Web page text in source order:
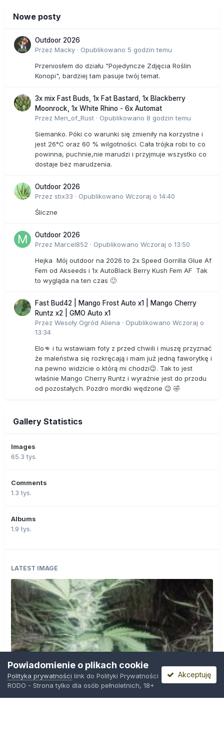
Nowe posty
Outdoor 2026
Przez Macky · Opublikowano 5 godzin temu
Przeniosłem do działu "Pojedyncze Zdjęcia Roślin
Konopi", bardziej tam pasuje twój temat.
3x mix Fast Buds, 1x Fat Bastard, 1x Blackberry
Moonrock, 1x White Rhino - 6x Automat
Przez Men_of_Rust · Opublikowano 8 godzin temu
Siemanko. Póki co warunki się zmieniły na korzystne i
jest 26°C oraz 60 % wilgotności. Cała trójka robi to co
powinna, puchnie,nie marudzi i przyjmuje wszystko co
dostaje bez marudzenia.
Outdoor 2026
Przez stix33 · Opublikowano Wczoraj o 14:40
Śliczne
Outdoor 2026
Przez Marcel852 · Opublikowano Wczoraj o 13:50
Hejka Mój outdoor na 2026 to 2x Speed Gorrilla Glue Af
Fem od Akseeds i 1x AutoBlack Berry Kush Fem AF Tak
to wygląda na ten czas 🙂
Fast Bud42 | Mango Frost Auto x1 | Mango Cherry
Runtz x2 | GMO Auto x1
Przez Wesoły Ogród Aliena · Opublikowano Wczoraj o
13:34
Elo👊 i tu wstawiam foty z przed chwili i muszę przyznać
że maleństwa się rozkręcają i mam już jedną faworytkę i
na pewno widzicie o którą mi chodzi😉. Tak to jest
właśnie Mango Cherry Runtz i wyraźnie jest do przodu
od pozostałych. Pozdro mordki wędzone 😉 🤣
Gallery Statistics
Images
65.3 tys.
Comments
1.3 tys.
Albums
1.9 tys.
LATEST IMAGE
Powiadomienie o plikach cookie
Polityka prywatności link do Polityki Prywatności
RODO - Strona tylko dla osób pełnoletnich, 18+
Akceptuję